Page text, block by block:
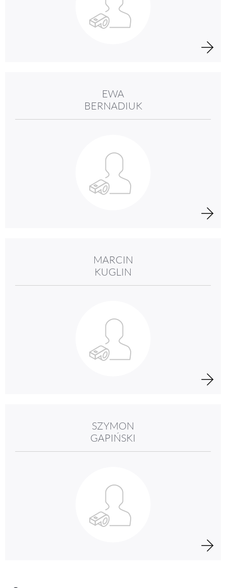
EWA
BERNADIUK
MARCIN
KUGLIN
SZYMON
GAPIŃSKI